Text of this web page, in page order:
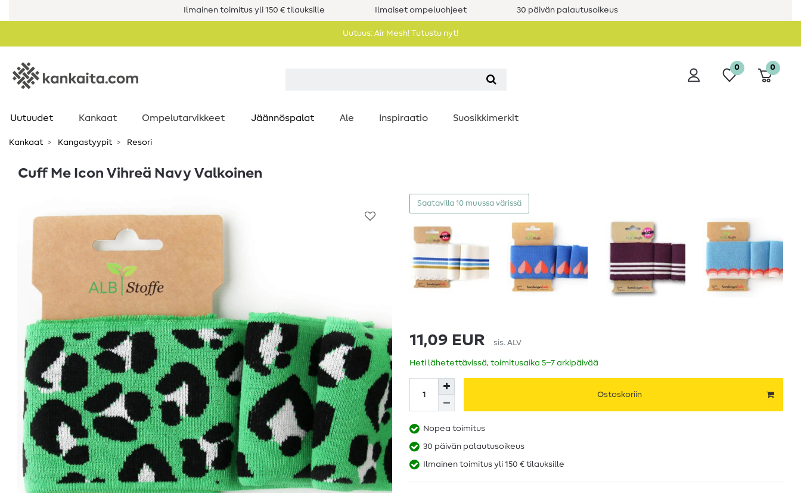
Ilmainen toimitus yli 150 € tilauksille Ilmaiset ompeluohjeet 30 päivän palautusoikeus
Uutuus: Air Mesh! Tutustu nyt!
0 0
Uutuudet Kankaat Ompelutarvikkeet Jäännöspalat Ale Inspiraatio Suosikkimerkit
Kankaat Kangastyypit Resori
Cuff Me Icon Vihreä Navy Valkoinen
Saatavilla 10 muussa värissä
11,09 EUR sis. ALV
Heti lähetettävissä, toimitusaika 5–7 arkipäivää
Ostoskoriin
Nopea toimitus
30 päivän palautusoikeus
Ilmainen toimitus yli 150 € tilauksille